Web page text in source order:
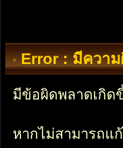
Error : มีความ
มีข้อผิดพลาดเกิด
หากไม่สามารถแ